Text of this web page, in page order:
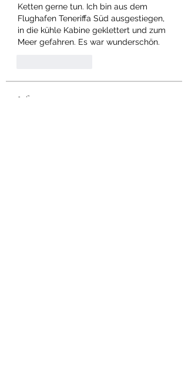
Ketten gerne tun. Ich bin aus dem
Flughafen Teneriffa Süd ausgestiegen,
in die kühle Kabine geklettert und zum
Meer gefahren. Es war wunderschön.
Info